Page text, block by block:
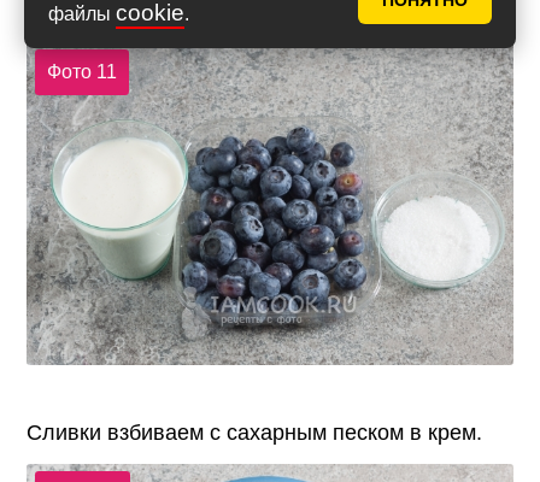
файлы cookie.
12х7, т.е. 84 штуки.
Фото 11
Сливки взбиваем с сахарным песком в крем.